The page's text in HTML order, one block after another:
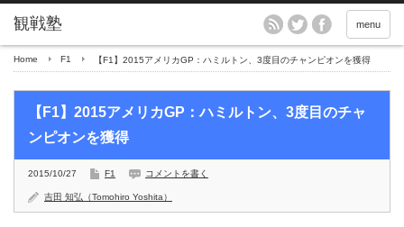
menu
Home F1 【F1】2015アメリカGP：ハミルトン、3度目のチャンピオンを獲得
【F1】2015アメリカGP：ハミルトン、3度目のチャ
ンピオンを獲得
2015/10/27 F1 コメントを書く
吉田 知弘（Tomohiro Yoshita）